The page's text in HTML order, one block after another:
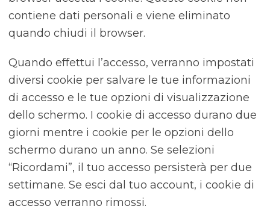
contiene dati personali e viene eliminato
quando chiudi il browser.
Quando effettui l’accesso, verranno impostati
diversi cookie per salvare le tue informazioni
di accesso e le tue opzioni di visualizzazione
dello schermo. I cookie di accesso durano due
giorni mentre i cookie per le opzioni dello
schermo durano un anno. Se selezioni
“Ricordami”, il tuo accesso persisterà per due
settimane. Se esci dal tuo account, i cookie di
accesso verranno rimossi.